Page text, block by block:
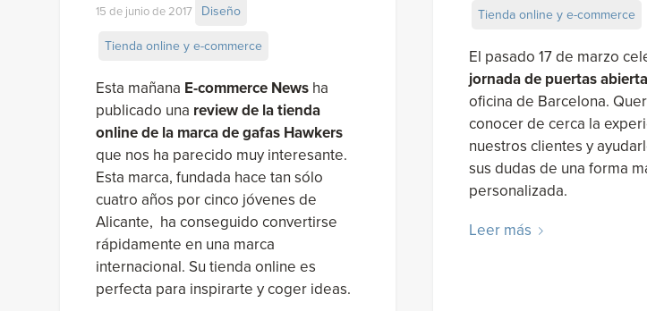
15 de junio de 2017 Diseño
Tienda online y e-commerce
Esta mañana E-commerce News ha
publicado una review de la tienda
online de la marca de gafas Hawkers
que nos ha parecido muy interesante.
Esta marca, fundada hace tan sólo
cuatro años por cinco jóvenes de
Alicante, ha conseguido convertirse
rápidamente en una marca
internacional. Su tienda online es
perfecta para inspirarte y coger ideas.
Tienda online y e-commerce
El pasado 17 de marzo
jornada de puertas
oficina de Barcelona.
conocer de cerca la
nuestros clientes y
sus dudas de una forma
personalizada.
Leer más